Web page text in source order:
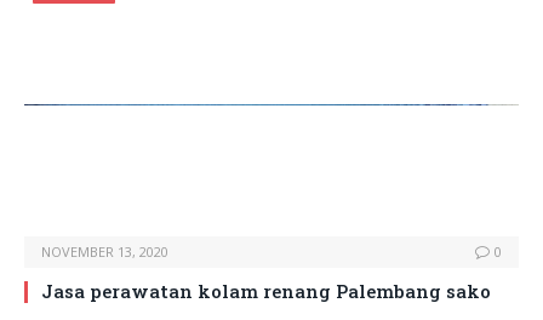
NOVEMBER 13, 2020 0
Jasa perawatan kolam renang Palembang sako